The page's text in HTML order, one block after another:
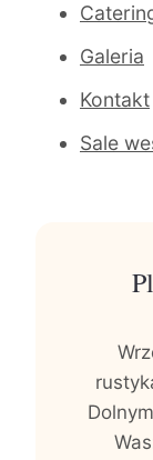
Galeria
Kontakt
Sale